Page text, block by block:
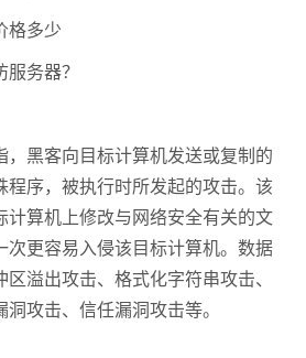
多少
务器？
黑客向目标计算机发送或复制的
程序，被执行时所发起的攻击。该
计算机上修改与网络安全有关的文
次更容易入侵该目标计算机。数据
溢出攻击、格式化字符串攻击、
攻击、信任漏洞攻击等。